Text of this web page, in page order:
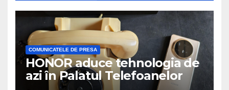
COMUNICATELE DE PRESA
HONOR aduce tehnologia de
azi în Palatul Telefoanelor